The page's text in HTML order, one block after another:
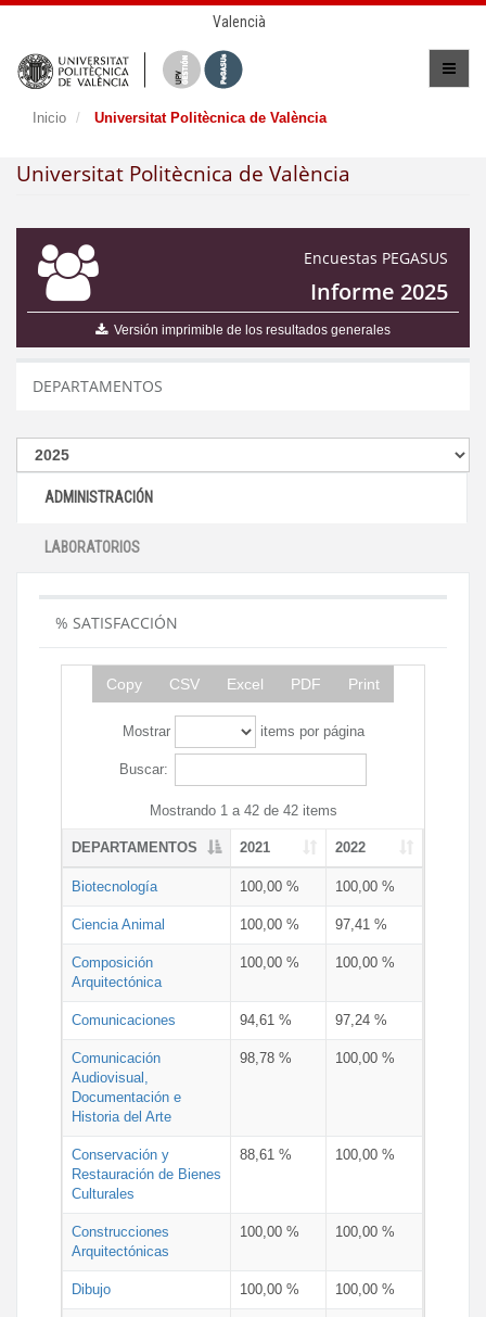
Valencià
Inicio Universitat Politècnica de València
Universitat Politècnica de València
Encuestas PEGASUS
Informe 2025
Versión imprimible de los resultados generales
DEPARTAMENTOS
ADMINISTRACIÓN
LABORATORIOS
% SATISFACCIÓN
Copy CSV Excel PDF Print
Mostrar items por página
Buscar:
Mostrando 1 a 42 de 42 items
DEPARTAMENTOS 2021 2022
Biotecnología 100,00 % 100,00 %
Ciencia Animal 100,00 % 97,41 %
Composición
Arquitectónica
100,00 % 100,00 %
Comunicaciones 94,61 % 97,24 %
Comunicación
Audiovisual,
Documentación e
Historia del Arte
98,78 % 100,00 %
Conservación y
Restauración de Bienes
Culturales
88,61 % 100,00 %
Construcciones
Arquitectónicas
100,00 % 100,00 %
Dibujo 100,00 % 100,00 %